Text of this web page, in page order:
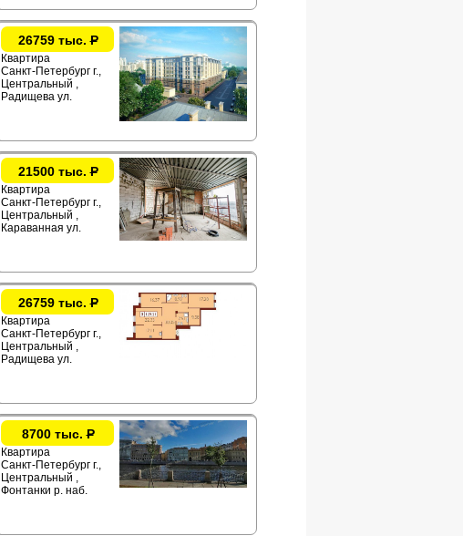
26759 тыс.Р
Квартира
Санкт-Петербург г.,
Центральный ,
Радищева ул.
21500 тыс.Р
Квартира
Санкт-Петербург г.,
Центральный ,
Караванная ул.
26759 тыс.Р
Квартира
Санкт-Петербург г.,
Центральный ,
Радищева ул.
8700 тыс.Р
Квартира
Санкт-Петербург г.,
Центральный ,
Фонтанки р. наб.